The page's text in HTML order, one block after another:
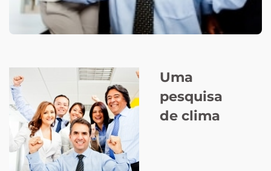
Uma
pesquisa
de clima